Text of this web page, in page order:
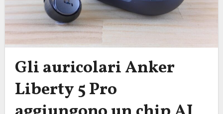
Gli auricolari Anker
Liberty 5 Pro